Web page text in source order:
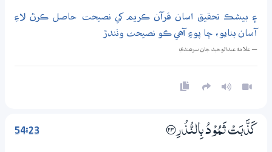
۽ بيشڪ تحقيق اسان قرآن ڪريم کي نصيحت حاصل ڪرڻ لاءِ
آسان بنايو، ڇا پوءِ آهي ڪو نصيحت وٺندڙ
— علامه عبدالوحيد جان سرھندي
54:23 كَذَّبَتْ ثَـمُوْدُ بِالنُّذُرِ ؀23